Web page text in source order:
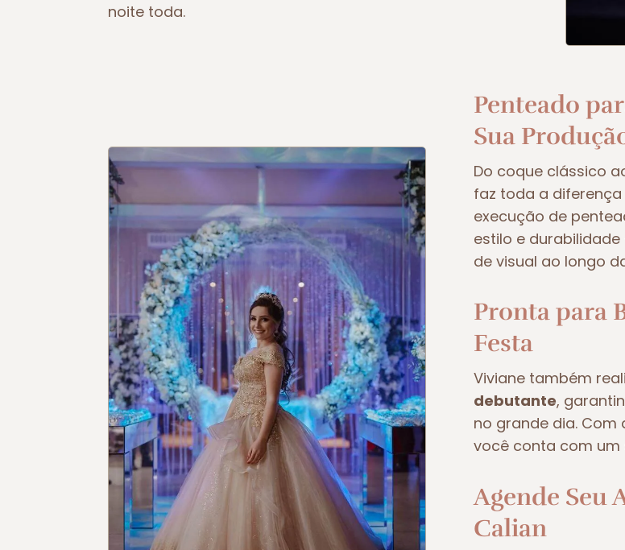
noite toda.
Penteado
Sua
Do coque clássico
faz toda a
execução de
estilo e
de visual ao longo
Pronta para
Festa
Viviane também
debutante,
no grande dia.
você conta com um
Agende Seu
Calian